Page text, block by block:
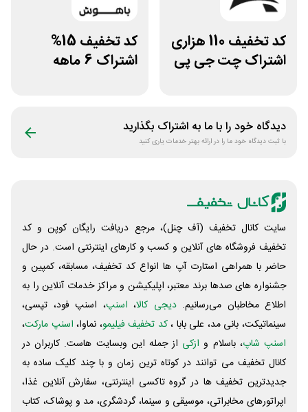
کد تخفیف 110 هزاری
اشتراک چت جی پی
کد تخفیف 15%
اشتراک 6 ماهه
دیدگاه خود را با ما به اشتراک بگذارید
با ثبت دیدگاه خود ما را در ارائه بهتر خدمات یاری کنید
سایت کانال تخفیف (آف چنل)، مرجع دریافت رایگان کوپن و کد
تخفیف فروشگاه های آنلاین و کسب و‌ کارهای اینترنتی است. در حال
حاضر با همراهی استارت آپ ها انواع کد تخفیف، مسابقه، کمپین و
جشنواره های صدها برند معتبر، اپلیکیشن و مراکز خدمات آنلاین را به
اطلاع مخاطبان می‌رسانیم. دیجی کالا، اسنپ، اسنپ فود، تپسی،
سینماتیکت، بانی مد، علی‌ بابا ،کد تخفیف فیلیمو، نماوا، اسنپ مارکت،
اسنپ شاپ، باسلام و ازکی از جمله این وبسایت ‌هاست. کاربران در
کانال تخفیف می توانند در کوتاه ترین زمان و با چند کلیک ساده به
جدیدترین تخفیف ها در گروه تاکسی اینترنتی، سفارش آنلاین غذا،
اپراتورهای مخابراتی، موسیقی و سینما، گردشگری، مد و پوشاک، کتاب